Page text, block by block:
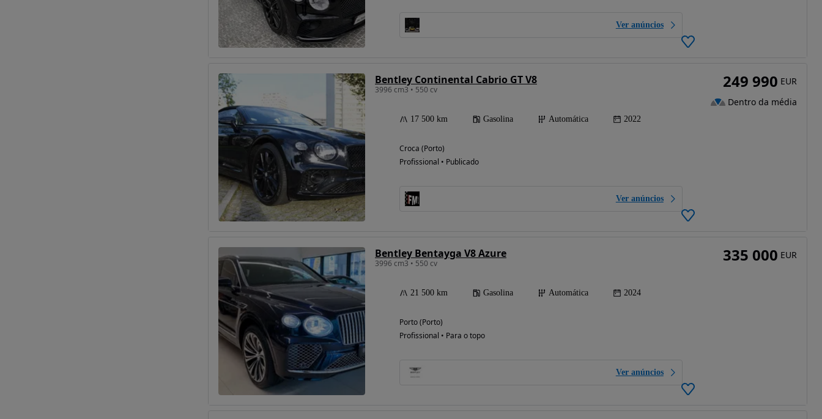
Ver anúncios
Bentley Continental Cabrio GT V8
3996 cm3 • 550 cv
17 500 km Gasolina Automática 2022
Croca (Porto)
Profissional • Publicado
Ver anúncios
249 990 EUR
Dentro da média
Bentley Bentayga V8 Azure
3996 cm3 • 550 cv
21 500 km Gasolina Automática 2024
Porto (Porto)
Profissional • Para o topo
Ver anúncios
335 000 EUR